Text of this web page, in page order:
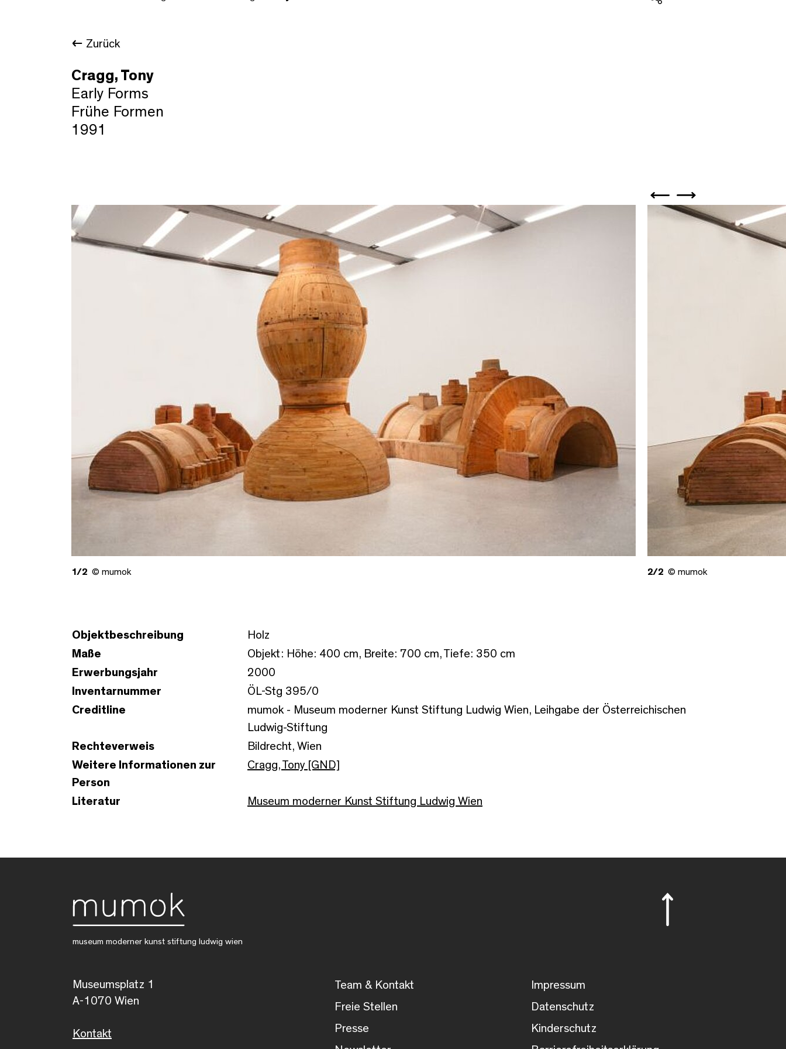
Zurück
Cragg, Tony
Early Forms
Frühe Formen
1991
1/2 © mumok 2/2 © mumok
Objektbeschreibung
Holz
Maße
Objekt: Höhe: 400 cm, Breite: 700 cm, Tiefe: 350 cm
Erwerbungsjahr
2000
Inventarnummer
ÖL-Stg 395/0
Creditline
mumok - Museum moderner Kunst Stiftung Ludwig Wien, Leihgabe der Österreichischen
Ludwig-Stiftung
Rechteverweis
Bildrecht, Wien
Weitere Informationen zur
Person
Cragg, Tony [GND]
Literatur Museum moderner Kunst Stiftung Ludwig Wien
museum moderner kunst stiftung ludwig wien
Museumsplatz 1
A-1070 Wien
Kontakt
Team & Kontakt
Freie Stellen
Presse
Impressum
Datenschutz
Kinderschutz